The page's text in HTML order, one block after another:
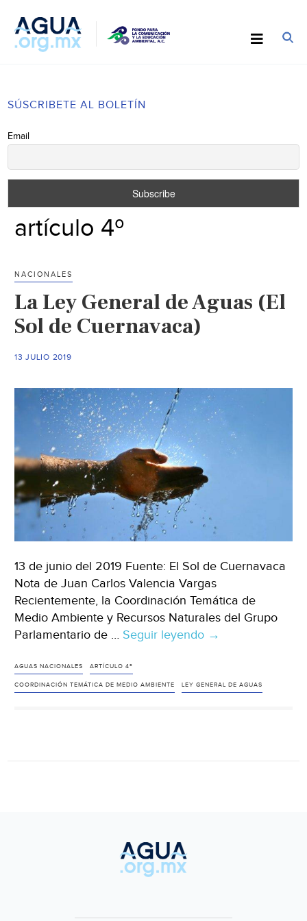
SÚSCRIBETE AL BOLETÍN
Email
artículo 4º
NACIONALES
La Ley General de Aguas (El
Sol de Cuernavaca)
13 JULIO 2019
13 de junio del 2019 Fuente: El Sol de Cuernavaca
Nota de Juan Carlos Valencia Vargas
Recientemente, la Coordinación Temática de
Medio Ambiente y Recursos Naturales del Grupo
Parlamentario de … Seguir leyendo La
de
→
AGUAS NACIONALES ARTÍCULO 4º
COORDINACIÓN TEMÁTICA DE MEDIO AMBIENTE LEY GENERAL DE AGUAS